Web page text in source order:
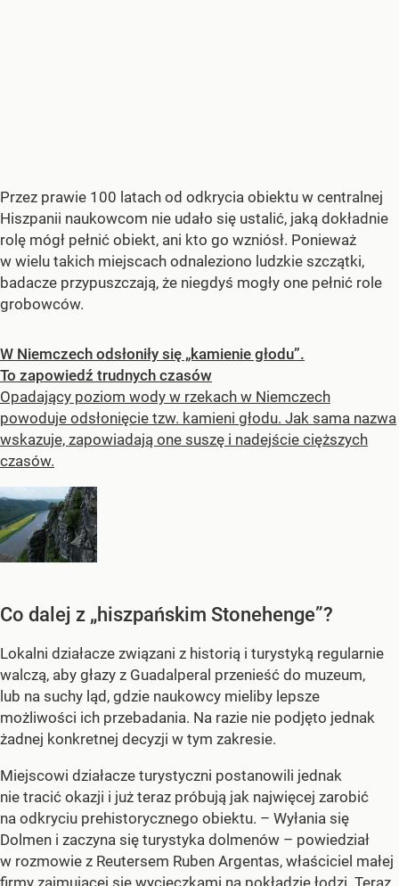
Przez prawie 100 latach od odkrycia obiektu w centralnej
Hiszpanii naukowcom nie udało się ustalić, jaką dokładnie
rolę mógł pełnić obiekt, ani kto go wzniósł. Ponieważ
w wielu takich miejscach odnaleziono ludzkie szczątki,
badacze przypuszczają, że niegdyś mogły one pełnić role
grobowców.
W Niemczech odsłoniły się „kamienie głodu”.
To zapowiedź trudnych czasów
Opadający poziom wody w rzekach w Niemczech
powoduje odsłonięcie tzw. kamieni głodu. Jak sama nazwa
wskazuje, zapowiadają one suszę i nadejście cięższych
czasów.
Co dalej z „hiszpańskim Stonehenge”?
Lokalni działacze związani z historią i turystyką regularnie
walczą, aby głazy z Guadalperal przenieść do muzeum,
lub na suchy ląd, gdzie naukowcy mieliby lepsze
możliwości ich przebadania. Na razie nie podjęto jednak
żadnej konkretnej decyzji w tym zakresie.
Miejscowi działacze turystyczni postanowili jednak
nie tracić okazji i już teraz próbują jak najwięcej zarobić
na odkryciu prehistorycznego obiektu. – Wyłania się
Dolmen i zaczyna się turystyka dolmenów – powiedział
w rozmowie z Reutersem Ruben Argentas, właściciel małej